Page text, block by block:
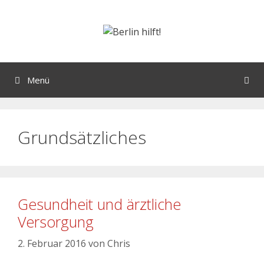
Menü
Grundsätzliches
Gesundheit und ärztliche
Versorgung
2. Februar 2016 von Chris